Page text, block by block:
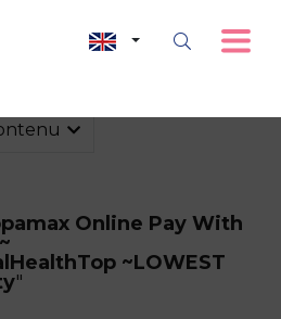
Online Pay With
~LOWEST
"